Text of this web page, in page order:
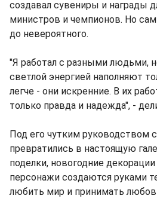
создавал сувениры и награды
министров и чемпионов. Но
до невероятного.
"Я работал с разными людьми,
светлой энергией наполняют
легче - они искренние. В их
только правда и надежда", -
Под его чутким руководством
превратились в настоящую
поделки, новогодние
персонажи создаются руками
любить мир и принимать